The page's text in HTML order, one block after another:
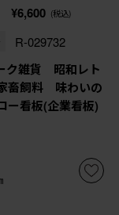
¥6,600 (税込)
R-029732
ク雑貨 昭和レト
畜飼料 味わいの
ー看板(企業看板)